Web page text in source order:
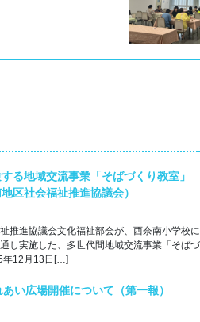
る地域交流事業「そばづくり教室」
区社会福祉推進協議会）
推進協議会文化福祉部会が、西奈南小学校に
し実施した、多世代間地域交流事業「そばづ
年12月13日[…]
い広場開催について（第一報）